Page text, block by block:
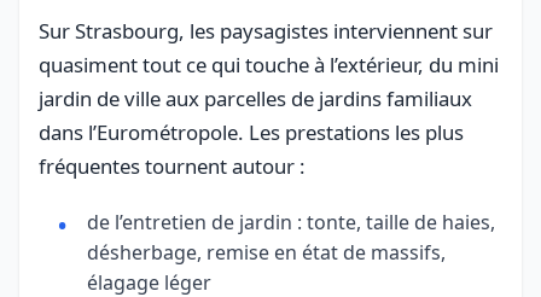
Sur Strasbourg, les paysagistes interviennent sur
quasiment tout ce qui touche à l’extérieur, du mini
jardin de ville aux parcelles de jardins familiaux
dans l’Eurométropole. Les prestations les plus
fréquentes tournent autour :
de l’entretien de jardin : tonte, taille de haies,
désherbage, remise en état de massifs,
élagage léger